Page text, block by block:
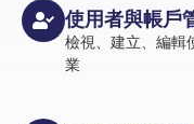
使用者與帳戶
檢視、建立、編輯
業